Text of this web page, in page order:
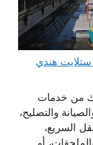
52227330 فني ستلايت هندي
من خدمات
والتصليح،
السريع،
أو